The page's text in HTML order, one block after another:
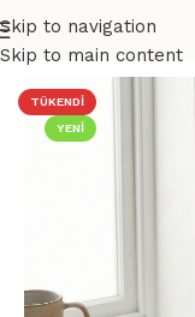
Skip to navigation
Skip to main content
Ana Sayfa/ Mağaza
TÜKENDI
YENI